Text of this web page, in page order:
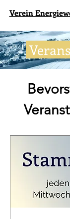
Verein